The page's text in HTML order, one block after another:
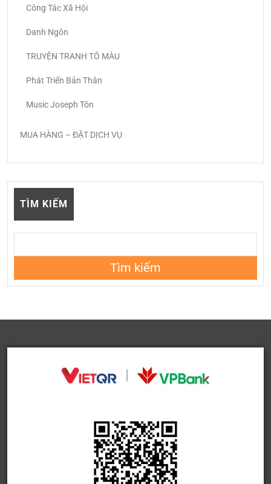
Công Tác Xã Hội
Danh Ngôn
TRUYỆN TRANH TÔ MÀU
Phát Triển Bản Thân
Music Joseph Tôn
MUA HÀNG – ĐẶT DỊCH VỤ
TÌM KIẾM
Tìm kiếm